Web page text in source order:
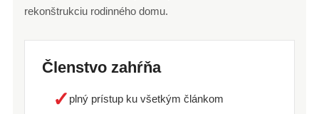
rekonštrukciu rodinného domu.
Členstvo zahŕňa
✓ plný prístup ku všetkým článkom